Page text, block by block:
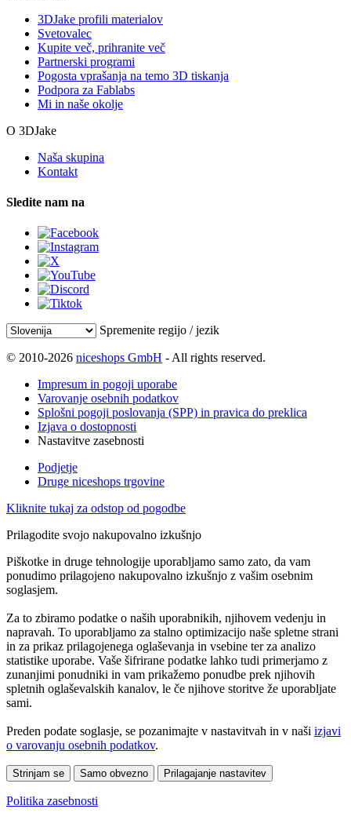
3DJake profili materialov
Svetovalec
Kupite več, prihranite več
Partnerski programi
Pogosta vprašanja na temo 3D tiskanja
Podpora za Fablabs
Mi in naše okolje
O 3DJake
Naša skupina
Kontakt
Sledite nam na
Spremenite regijo / jezik
© 2010-2026 niceshops GmbH - All rights reserved.
Impresum in pogoji uporabe
Varovanje osebnih podatkov
Splošni pogoji poslovanja (SPP) in pravica do preklica
Izjava o dostopnosti
Nastavitve zasebnosti
Podjetje
Druge niceshops trgovine
Kliknite tukaj za odstop od pogodbe
Prilagodite svojo nakupovalno izkušnjo
Piškotke in druge tehnologije uporabljamo samo zato, da vam
ponudimo prilagojeno nakupovalno izkušnjo z vašim osebnim
soglasjem.
Za to zbiramo podatke o naših uporabnikih, njihovem vedenju in
napravah. To uporabljamo za stalno optimizacijo naše spletne strani
in za prikaz prilagojenega oglaševanja in vsebine ter za analizo
statistike uporabe. Vaše šifrirane podatke lahko tudi primerjamo z
zunanjimi ponudniki in vam prikažemo ponudbe prek njihovih
spletnih oglaševalskih kanalov, le če njihove storitve že uporabljate
sami.
Preden podate soglasje, se pozanimajte v nastavitvah in v naši izjavi
o varovanju osebnih podatkov.
Strinjam se Samo obvezno Prilagajanje nastavitev
Politika zasebnosti